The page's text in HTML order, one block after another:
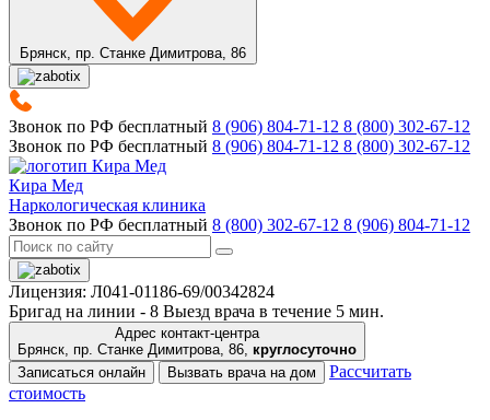
Брянск, пр. Станке Димитрова, 86
Звонок по РФ бесплатный 8 (906) 804-71-12 8 (800) 302-67-12
Звонок по РФ бесплатный 8 (906) 804-71-12 8 (800) 302-67-12
Кира Мед
Наркологическая клиника
Звонок по РФ бесплатный 8 (800) 302-67-12 8 (906) 804-71-12
Лицензия: Л041-01186-69/00342824
Бригад на линии - 8 Выезд врача в течение 5 мин.
Адрес контакт-центра
Брянск, пр. Станке Димитрова, 86, круглосуточно
Записаться онлайн
Вызвать врача на дом
Рассчитать
стоимость